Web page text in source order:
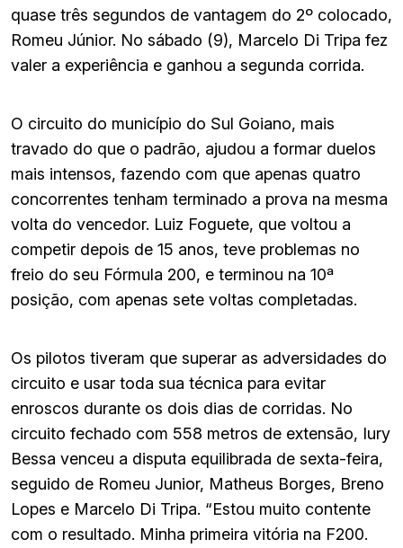
quase três segundos de vantagem do 2º colocado,
Romeu Júnior. No sábado (9), Marcelo Di Tripa fez
valer a experiência e ganhou a segunda corrida.
O circuito do município do Sul Goiano, mais
travado do que o padrão, ajudou a formar duelos
mais intensos, fazendo com que apenas quatro
concorrentes tenham terminado a prova na mesma
volta do vencedor. Luiz Foguete, que voltou a
competir depois de 15 anos, teve problemas no
freio do seu Fórmula 200, e terminou na 10ª
posição, com apenas sete voltas completadas.
Os pilotos tiveram que superar as adversidades do
circuito e usar toda sua técnica para evitar
enroscos durante os dois dias de corridas. No
circuito fechado com 558 metros de extensão, Iury
Bessa venceu a disputa equilibrada de sexta-feira,
seguido de Romeu Junior, Matheus Borges, Breno
Lopes e Marcelo Di Tripa. “Estou muito contente
com o resultado. Minha primeira vitória na F200.